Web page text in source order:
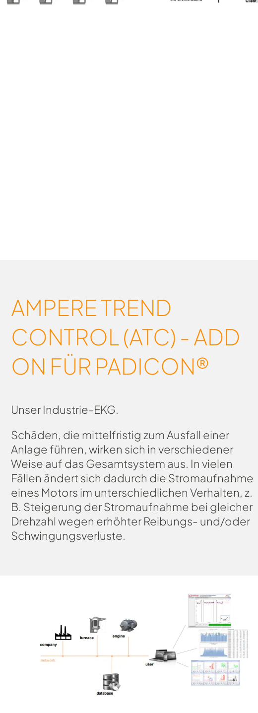
AMPERE TREND
CONTROL (ATC) - ADD
ON FÜR PADICON®
Unser Industrie-EKG.
Schäden, die mittelfristig zum Ausfall einer
Anlage führen, wirken sich in verschiedener
Weise auf das Gesamtsystem aus. In vielen
Fällen ändert sich dadurch die Stromaufnahme
eines Motors im unterschiedlichen Verhalten, z.
B. Steigerung der Stromaufnahme bei gleicher
Drehzahl wegen erhöhter Reibungs- und/oder
Schwingungsverluste.